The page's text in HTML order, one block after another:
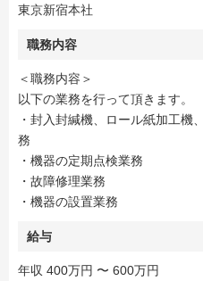
東京新宿本社
職務内容
＜職務内容＞
以下の業務を行って頂きます。
・封入封緘機、ロール紙加工機
務
・機器の定期点検業務
・故障修理業務
・機器の設置業務
給与
年収 400万円 〜 600万円